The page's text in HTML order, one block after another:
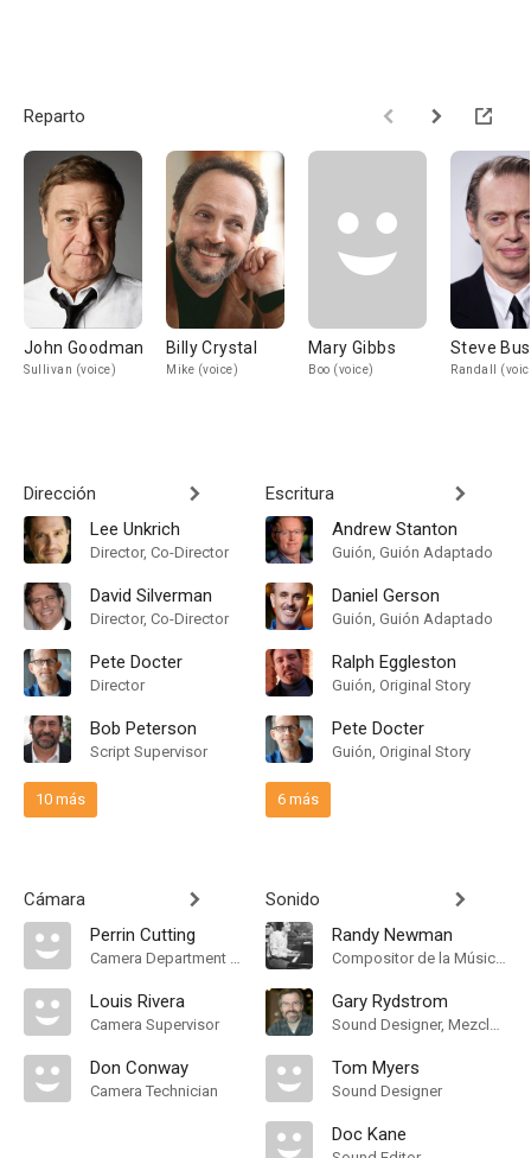
Reparto
John Goodman
Sullivan (voice)
Billy Crystal
Mike (voice)
Mary Gibbs
Boo (voice)
Steve
Randall
Dirección
Lee Unkrich
Director, Co-Director
David Silverman
Director, Co-Director
Pete Docter
Director
Bob Peterson
Script Supervisor
10 más
Cámara
Perrin Cutting
Camera Department Manager
Louis Rivera
Camera Supervisor
Don Conway
Camera Technician
Escritura
Andrew Stanton
Guión, Guión Adaptado
Daniel Gerson
Guión, Guión Adaptado
Ralph Eggleston
Guión, Original Story
Pete Docter
Guión, Original Story
6 más
Sonido
Randy Newman
Compositor de la Música Original, Songs, Music Producer
Gary Rydstrom
Sound Designer, Mezclador de Re-Grabación de Sonido
Tom Myers
Sound Designer
Doc Kane